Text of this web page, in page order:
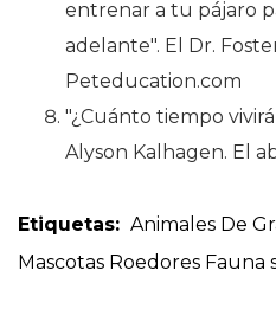
entrenar a tu pájaro
adelante". El Dr.
Peteducation.com
"¿Cuánto tiempo
Alyson Kalhagen. El
Etiquetas: Animales De
Mascotas Roedores Fauna